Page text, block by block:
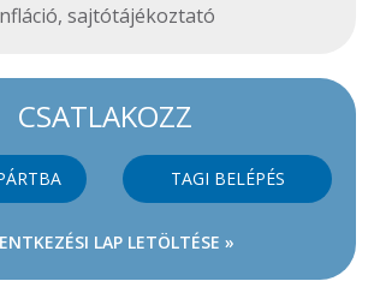
, sajtótájékoztató
CSATLAKOZZ
TAGI BELÉPÉS
LAP LETÖLTÉSE »